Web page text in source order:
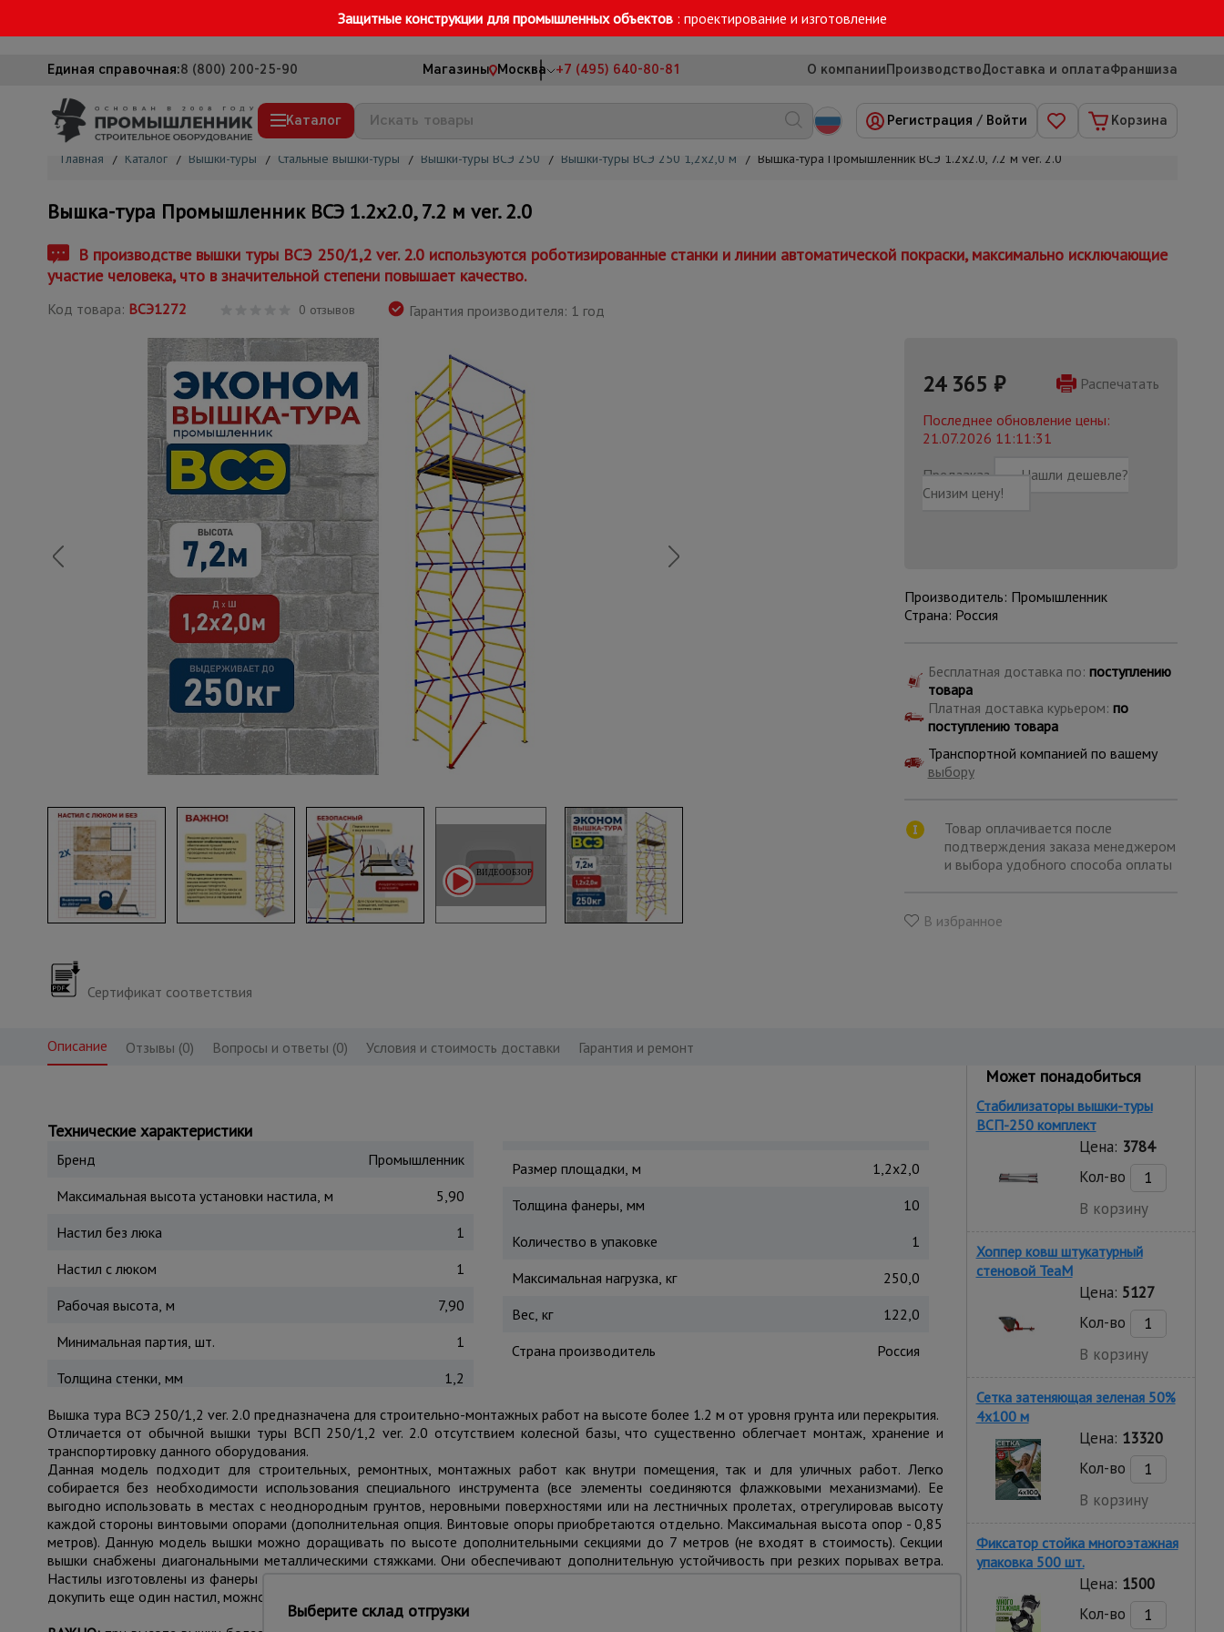
Защитные конструкции для промышленных объектов : проектирование и изготовление
Единая справочная:8 (800) 200-25-90 Магазины Москва +7 (495) 640-80-81 О компанииПроизводствоДоставка и оплатаФраншиза
Каталог
Вышки-туры
Подмости строительные
Сетка, тенты, брезенты
Строительные подъемники
Грузоподъемное оборудование
Мусоропровод строительный
Фанера ламинированная
Опалубка
Вибротехника для строительства
Оборудование для работы с арматурой
Оборудование для бетонных работ
Техника для склада
Тачки строительные и садовые
Лестницы и стремянки
Штукатурные комплекты
Сварочные аппараты
Тепловые пушки
Металл и металлообработка
Каталог
всех
товаров
Регистрация / Войти Корзина
Главная / Каталог / Вышки-туры / Стальные вышки-туры / Вышки-туры ВСЭ 250 / Вышки-туры ВСЭ 250 1,2x2,0 м / Вышка-тура Промышленник ВСЭ 1.2х2.0, 7.2 м ver. 2.0
Вышка-тура Промышленник ВСЭ 1.2х2.0, 7.2 м ver. 2.0
В производстве вышки туры ВСЭ 250/1,2 ver. 2.0 используются роботизированные станки и линии автоматической покраски, максимально исключающие
участие человека, что в значительной степени повышает качество.
Код товара: ВСЭ1272 0 отзывов Гарантия производителя: 1 год
24 365 ₽
Распечатать
Последнее обновление цены:
21.07.2026 11:11:31
Предзаказ
Нашли дешевле?
Снизим цену!
Производитель: Промышленник
Страна: Россия
Бесплатная доставка по: поступлению
товара
Платная доставка курьером: по
поступлению товара
Транспортной компанией по вашему
выбору
Товар оплачивается после
подтверждения заказа менеджером
и выбора удобного способа оплаты
В избранное
Сертификат соответствия
Описание Отзывы (0) Вопросы и ответы (0) Условия и стоимость доставки Гарантия и ремонт
Технические характеристики
Бренд
Промышленник
Максимальная высота установки настила, м
5,90
Настил без люка
1
Настил с люком
1
Рабочая высота, м
7,90
Минимальная партия, шт.
1
Толщина стенки, мм
1,2
Размер площадки, м
1,2x2,0
Толщина фанеры, мм
10
Количество в упаковке
1
Максимальная нагрузка, кг
250,0
Вес, кг
122,0
Страна производитель
Россия
Вышка тура ВСЭ 250/1,2 ver. 2.0 предназначена для строительно-монтажных работ на высоте более 1.2 м от уровня грунта или перекрытия.
Отличается от обычной вышки туры ВСП 250/1,2 ver. 2.0 отсутствием колесной базы, что существенно облегчает монтаж, хранение и
транспортировку данного оборудования.
Данная модель подходит для строительных, ремонтных, монтажных работ как внутри помещения, так и для уличных работ. Легко
собирается без необходимости использования специального инструмента (все элементы соединяются флажковыми механизмами). Ее
выгодно использовать в местах с неоднородным грунтов, неровными поверхностями или на лестничных пролетах, отрегулировав высоту
каждой стороны винтовыми опорами (дополнительная опция. Винтовые опоры приобретаются отдельно. Максимальная высота опор - 0,85
метров). Данную модель вышки можно доращивать по высоте дополнительными секциями до 7 метров (не входят в стоимость). Секции
вышки снабжены диагональными металлическими стяжками. Они обеспечивают дополнительную устойчивость при резких порывах ветра.
Настилы изготовлены из фанеры толщиной 10 мм. Один из них имеет люк для безопасного и удобного перемещения во время работ. Если
докупить еще один настил, можно работать вдвоем: вышка выдерживает вес до 250 кг.
Может понадобиться
Стабилизаторы вышки-туры
ВСП-250 комплект
Цена: 3784
Кол-во
В корзину
Хоппер ковш штукатурный
стеновой TeaM
Цена: 5127
Кол-во
В корзину
Сетка затеняющая зеленая 50%
4х100 м
Цена: 13320
Кол-во
В корзину
Фиксатор стойка многоэтажная
упаковка 500 шт.
Цена: 1500
Кол-во
Выберите склад отгрузки